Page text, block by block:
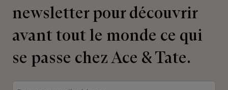
newsletter pour découvrir
avant tout le monde ce qui
se passe chez Ace & Tate.
Adresse